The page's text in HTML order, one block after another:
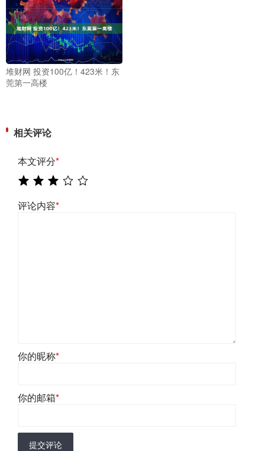
堆财网 投资100亿！423米！东
莞第一高楼
相关评论
本文评分*
评论内容*
你的昵称*
你的邮箱*
提交评论